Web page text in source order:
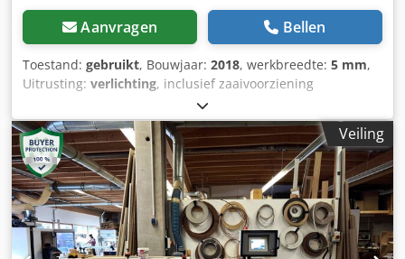
Aanvragen Bellen
Toestand: gebruikt, Bouwjaar: 2018, werkbreedte: 5 mm,
Uitrusting: verlichting, inclusief zaaivoorziening
Veiling